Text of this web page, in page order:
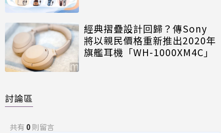
經典摺疊設計回歸？傳Sony
將以親民價格重新推出2020年
旗艦耳機「WH-1000XM4C」
討論區
共有 0則留言